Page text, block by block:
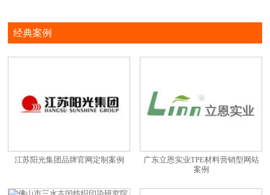
经典案例
江苏阳光集团品牌官网定制案例
广东立恩实业TPE材料营销型网站
案例